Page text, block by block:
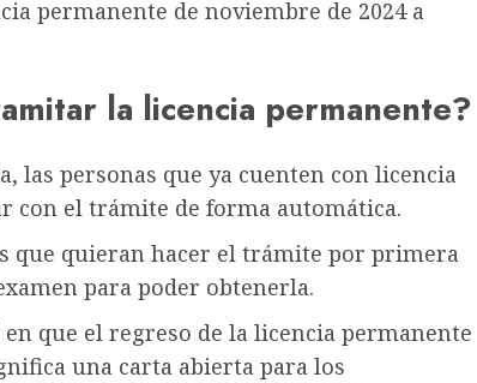
permanente de noviembre de 2024 a
la licencia permanente?
las personas que ya cuenten con licencia
con el trámite de forma automática.
que quieran hacer el trámite por primera
para poder obtenerla.
que el regreso de la licencia permanente
una carta abierta para los